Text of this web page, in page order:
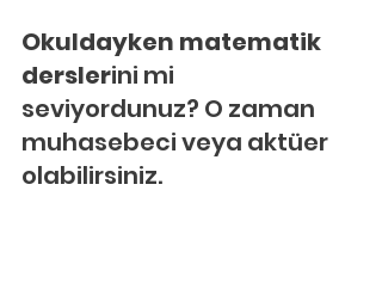
Okuldayken matematik
derslerini mi
seviyordunuz? O zaman
muhasebeci veya aktüer
olabilirsiniz.